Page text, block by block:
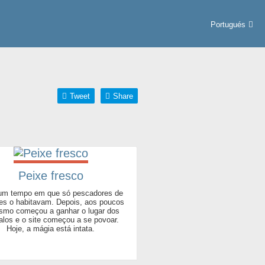
Portugués
Share
Tweet
Peixe fresco
tempo em que só pescadores de
o habitavam. Depois, aos poucos
começou a ganhar o lugar dos
e o site começou a se povoar.
Hoje, a mágia está intata.